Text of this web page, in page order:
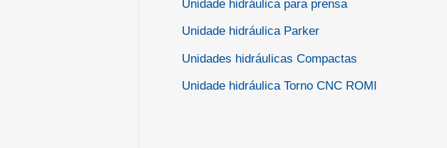
Unidade hidráulica para prensa
Unidade hidráulica Parker
Unidades hidráulicas Compactas
Unidade hidráulica Torno CNC ROMI